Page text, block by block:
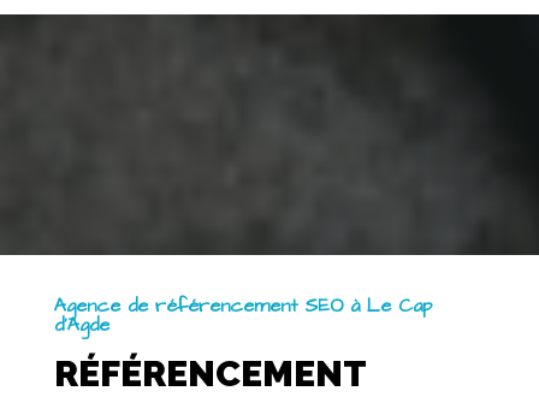
Agence de référencement SEO à Le Cap
d’Agde
RÉFÉRENCEMENT